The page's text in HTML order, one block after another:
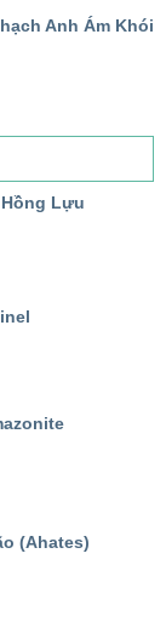
Anh Ám Khói
Lựu
(Ahates)